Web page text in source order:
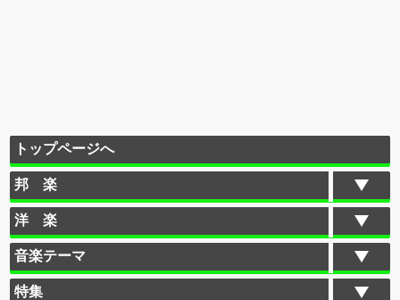
トップページへ
邦 楽
洋 楽
音楽テーマ
特集